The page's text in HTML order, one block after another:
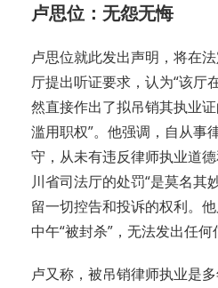
卢思位：无怨无悔
卢思位就此发出声明，将在
厅提出听证要求，认为“该厅
然直接作出了拟吊销其执业
滥用职权”。他强调，自从事
守，从未有违反律师执业道
川省司法厅的处罚“是莫名其
留一切控告和投诉的权利。
中午“被封杀”，无法发出任何
卢又称，被吊销律师执业是